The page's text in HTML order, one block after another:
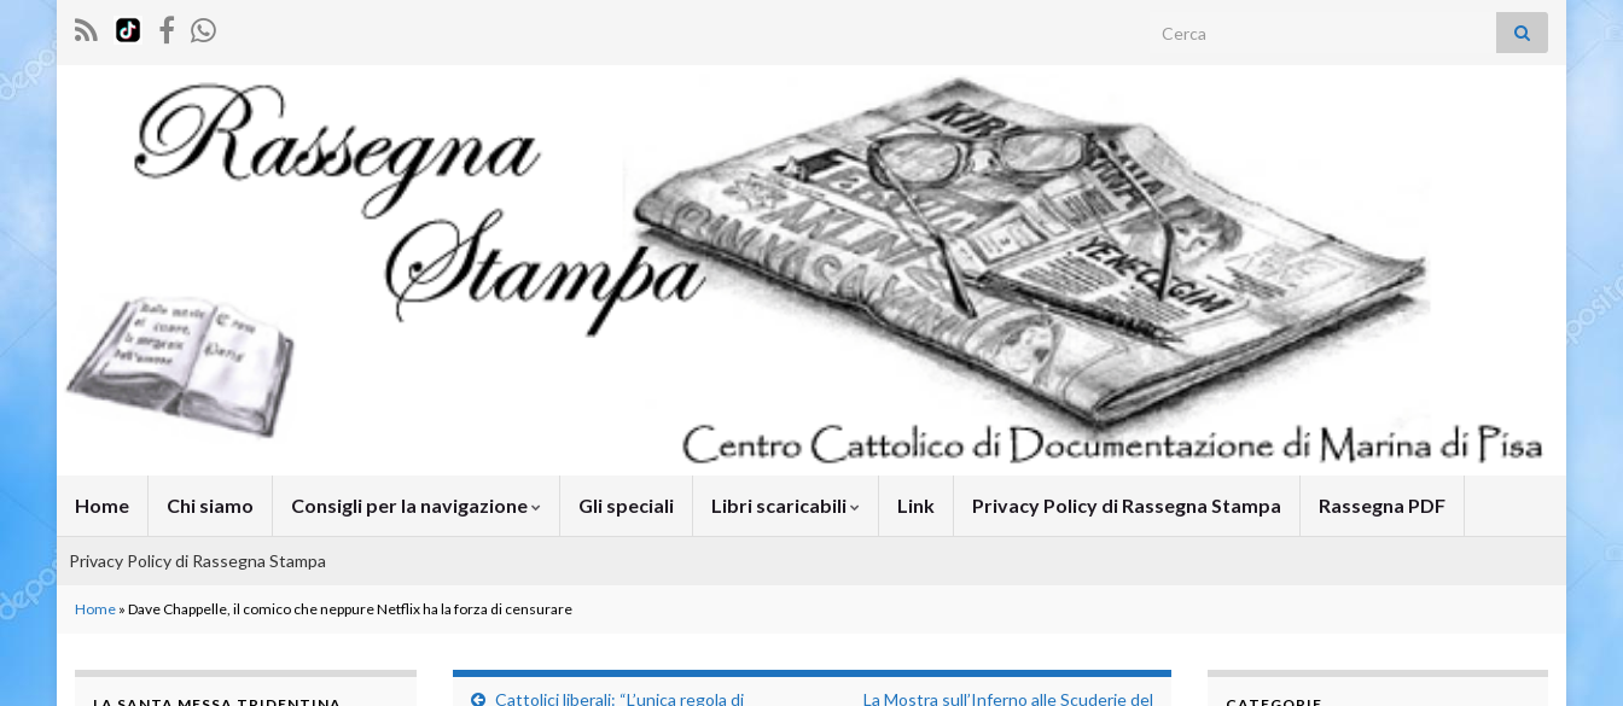
Search for:
Home Chi siamo Consigli per la navigazione Gli speciali Libri scaricabili Link Privacy Policy di Rassegna Stampa Rassegna PDF
Privacy Policy di Rassegna Stampa
Home » Dave Chappelle, il comico che neppure Netflix ha la forza di censurare
Cattolici liberali: “L’unica regola di
La Mostra sull’Inferno alle Scuderie del